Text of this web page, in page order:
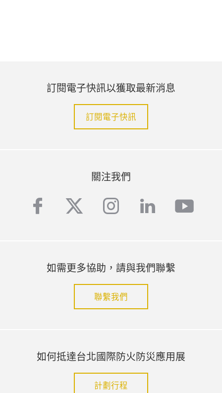
訂閱電子快訊以獲取最新消息
訂閱電子快訊
關注我們
facebook
twitterinstagram
linkedin
如需更多協助，請與我們聯繫
聯繫我們
如何抵達台北國際防火防災應用展
計劃行程